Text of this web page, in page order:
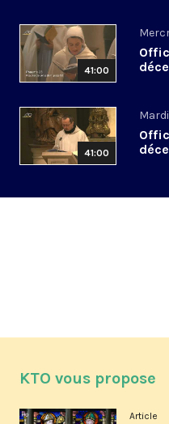
41:00
41:00
KTO vous propose
Article